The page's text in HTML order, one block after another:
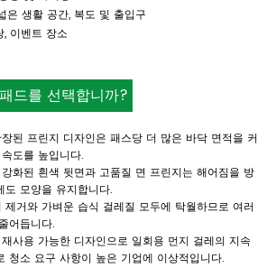
은 생활 공간, 복도 및 출입구
이벤트 장소
드를 선택합니까?
된 프린지 디자인은 패스당 더 많은 바닥 면적을 커
도를 높입니다.
화된 흰색 뒷면과 고품질 면 프린지는 해어짐을 방
도 모양을 유지합니다.
거와 가벼운 습식 걸레질 모두에 탁월하므로 여러
어듭니다.
사용 가능한 디자인으로 일회용 먼지 걸레의 지속
청소 요구 사항이 높은 기업에 이상적입니다.